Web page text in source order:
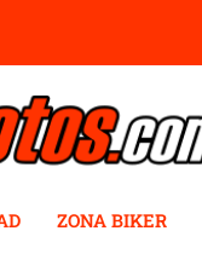
ZONA BIKER